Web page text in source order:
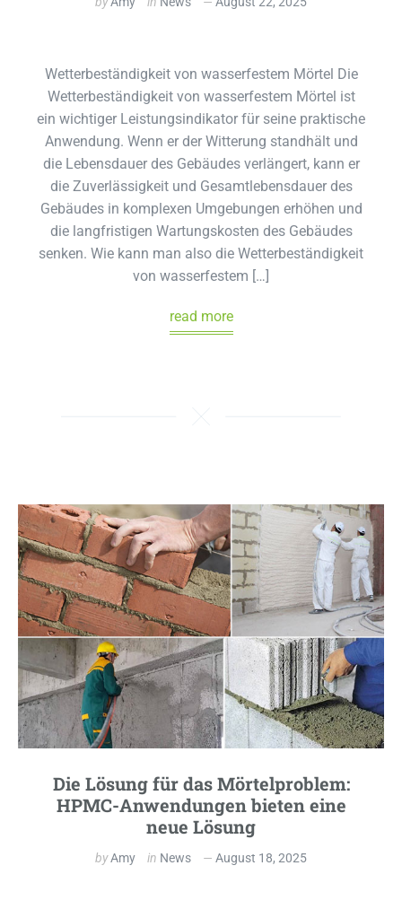
Wetterbeständigkeit von wasserfestem Mörtel Die
Wetterbeständigkeit von wasserfestem Mörtel ist
ein wichtiger Leistungsindikator für seine praktische
Anwendung. Wenn er der Witterung standhält und
die Lebensdauer des Gebäudes verlängert, kann er
die Zuverlässigkeit und Gesamtlebensdauer des
Gebäudes in komplexen Umgebungen erhöhen und
die langfristigen Wartungskosten des Gebäudes
senken. Wie kann man also die Wetterbeständigkeit
von wasserfestem […]
read more
Die Lösung für das Mörtelproblem:
HPMC-Anwendungen bieten eine
neue Lösung
byAmy in News August 18, 2025